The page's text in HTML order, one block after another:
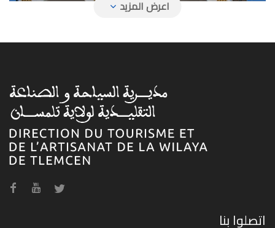
فندق تافنة
فندق حمام بوغرارة
اتصلوا بنا